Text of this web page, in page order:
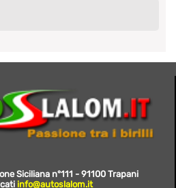
Siciliana n°111 - 91100 Trapani
info@autoslalom.it